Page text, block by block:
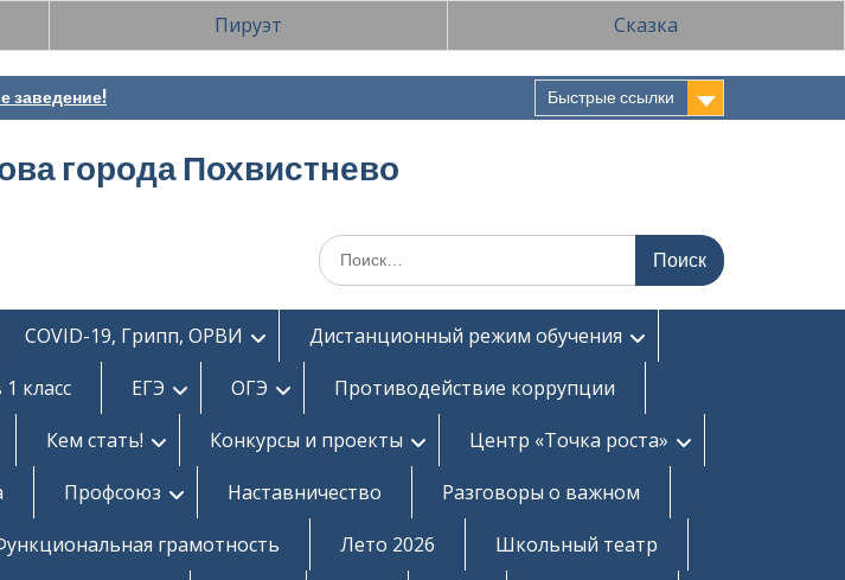
Пируэт Сказка
заведение! Быстрые ссылки
города Похвистнево
Поиск
по:
COVID-19, Грипп, ОРВИ
Дистанционный режим обучения
класс ЕГЭ ОГЭ
Противодействие коррупции
Кем стать! Конкурсы и проекты
Центр «Точка роста»
Профсоюз Наставничество
Разговоры о важном
грамотность Лето 2026
Школьный театр